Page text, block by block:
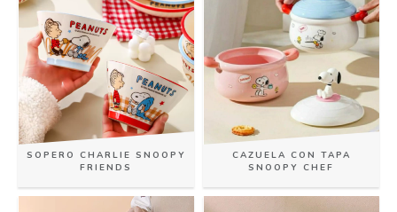
SOPERO CHARLIE SNOOPY
FRIENDS
CAZUELA CON TAPA
SNOOPY CHEF